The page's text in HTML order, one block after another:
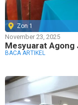
Zon 1
November 23, 2025
Mesyuarat Agong
BACA ARTIKEL